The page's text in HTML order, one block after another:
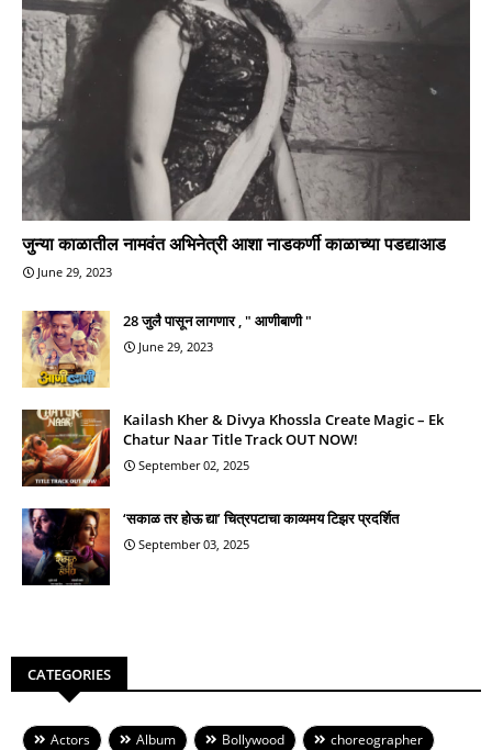
जुन्या काळातील नामवंत अभिनेत्री आशा नाडकर्णी काळाच्या पडद्याआड
June 29, 2023
28 जुलै पासून लागणार , " आणीबाणी "
June 29, 2023
Kailash Kher & Divya Khossla Create Magic – Ek
Chatur Naar Title Track OUT NOW!
September 02, 2025
‘सकाळ तर होऊ द्या’ चित्रपटाचा काव्यमय टिझर प्रदर्शित
September 03, 2025
CATEGORIES
Actors Album Bollywood
choreographer